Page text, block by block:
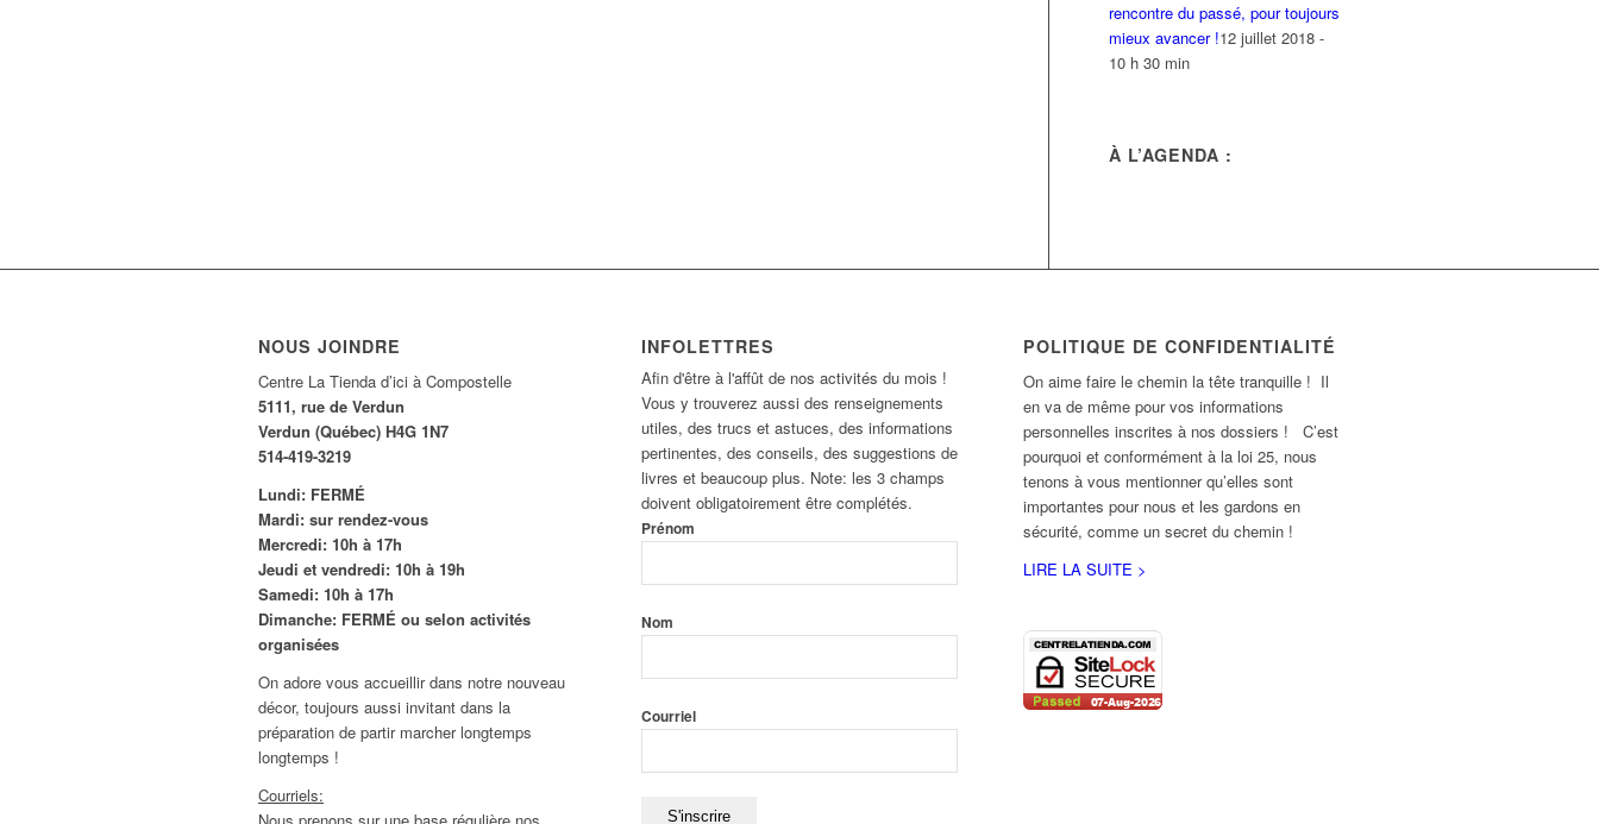
rencontre du passé, pour toujours
mieux avancer !12 juillet 2018 -
10 h 30 min
À L’AGENDA :
NOUS JOINDRE
Centre La Tienda d’ici à Compostelle
5111, rue de Verdun
Verdun (Québec) H4G 1N7
514-419-3219
Lundi: FERMÉ
Mardi: sur rendez-vous
Mercredi: 10h à 17h
Jeudi et vendredi: 10h à 19h
Samedi: 10h à 17h
Dimanche: FERMÉ ou selon activités
organisées
On adore vous accueillir dans notre nouveau
décor, toujours aussi invitant dans la
préparation de partir marcher longtemps
longtemps !
Courriels:
INFOLETTRES
Afin d'être à l'affût de nos activités du mois !
Vous y trouverez aussi des renseignements
utiles, des trucs et astuces, des informations
pertinentes, des conseils, des suggestions de
livres et beaucoup plus. Note: les 3 champs
doivent obligatoirement être complétés.
Prénom
Nom
Courriel
POLITIQUE DE CONFIDENTIALITÉ
On aime faire le chemin la tête tranquille ! Il
en va de même pour vos informations
personnelles inscrites à nos dossiers ! C’est
pourquoi et conformément à la loi 25, nous
tenons à vous mentionner qu’elles sont
importantes pour nous et les gardons en
sécurité, comme un secret du chemin !
LIRE LA SUITE >